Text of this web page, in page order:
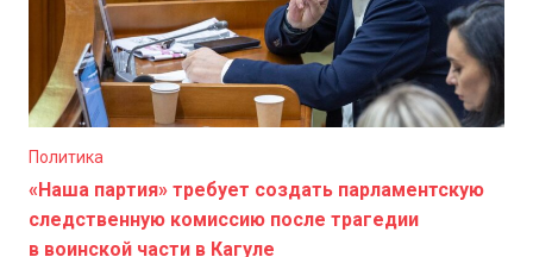
Политика
«Наша партия» требует создать парламентскую
следственную комиссию после трагедии
в воинской части в Кагуле